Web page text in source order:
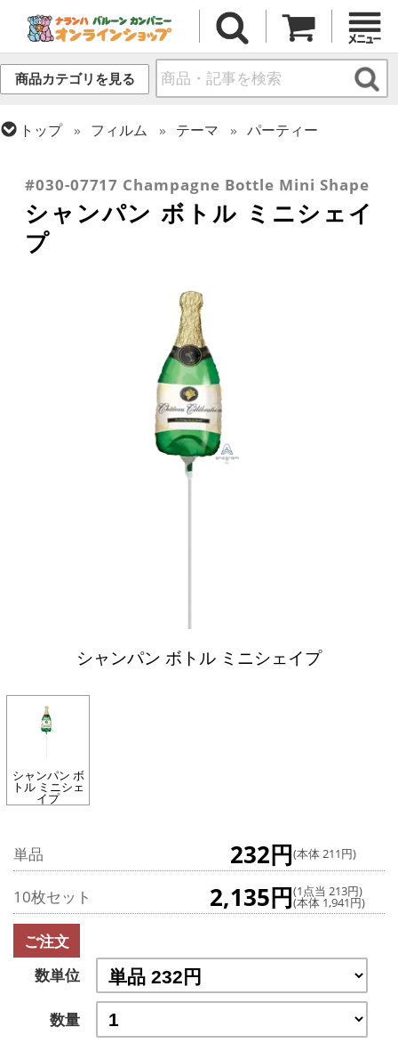
商品カテゴリを見る
トップ フィルム テーマ
パーティー
#030-07717 Champagne Bottle Mini Shape
シャンパン ボトル ミニシェイ
プ
シャンパン ボトル ミニシェイプ
シャンパン ボ
トル ミニシェ
イプ
単品 232円(本体 211円)
10枚セット 2,135円(1点当 213円)
(本体 1,941円)
ご注文
数単位
数量